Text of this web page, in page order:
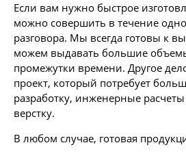
Если вам нужно быстрое
можно совершить в течение
разговора. Мы всегда готовы к
можем выдавать большие
промежутки времени. Другое
проект, который потребует
разработку, инженерные
верстку.
В любом случае, готовая